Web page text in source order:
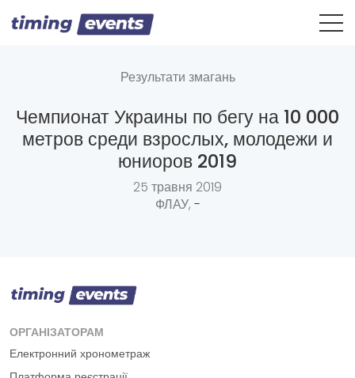
Результати змагань
Чемпионат Украины по бегу на 10 000
метров среди взрослых, молодежи и
юниоров 2019
25 травня 2019
ФЛАУ, -
ОРГАНІЗАТОРАМ
Електронний хронометраж